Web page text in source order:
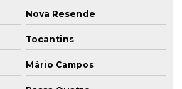
Nova Resende
Tocantins
Mário Campos